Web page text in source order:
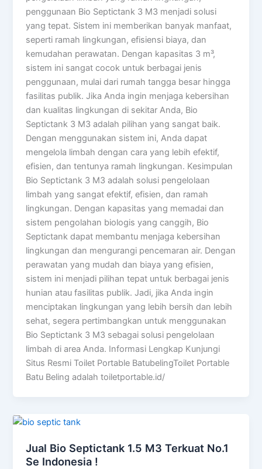
penggunaan Bio Septictank 3 M3 menjadi solusi
yang tepat. Sistem ini memberikan banyak manfaat,
seperti ramah lingkungan, efisiensi biaya, dan
kemudahan perawatan. Dengan kapasitas 3 m³,
sistem ini sangat cocok untuk berbagai jenis
penggunaan, mulai dari rumah tangga besar hingga
fasilitas publik. Jika Anda ingin menjaga kebersihan
dan kualitas lingkungan di sekitar Anda, Bio
Septictank 3 M3 adalah pilihan yang sangat baik.
Dengan menggunakan sistem ini, Anda dapat
mengelola limbah dengan cara yang lebih efektif,
efisien, dan tentunya ramah lingkungan. Kesimpulan
Bio Septictank 3 M3 adalah solusi pengelolaan
limbah yang sangat efektif, efisien, dan ramah
lingkungan. Dengan kapasitas yang memadai dan
sistem pengolahan biologis yang canggih, Bio
Septictank dapat membantu menjaga kebersihan
lingkungan dan mengurangi pencemaran air. Dengan
perawatan yang mudah dan biaya yang efisien,
sistem ini menjadi pilihan tepat untuk berbagai jenis
hunian atau fasilitas publik. Jadi, jika Anda ingin
menciptakan lingkungan yang lebih bersih dan lebih
sehat, segera pertimbangkan untuk menggunakan
Bio Septictank 3 M3 sebagai solusi pengelolaan
limbah di area Anda. Informasi Lengkap Kunjungi
Situs Resmi Toilet Portable BatubelingToilet Portable
Batu Beling adalah toiletportable.id/
Jual Bio Septictank 1.5 M3 Terkuat No.1
Se Indonesia !